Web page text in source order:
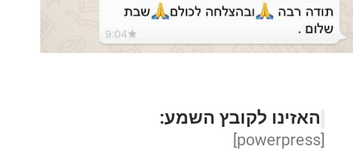
האזינו לקובץ השמע:
[powerpress]